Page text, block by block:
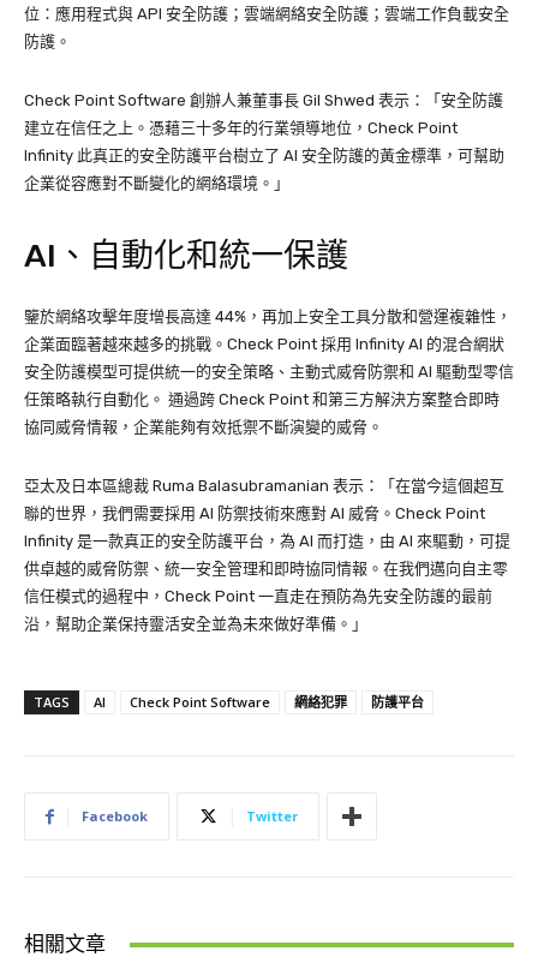
位：應用程式與 API 安全防護；雲端網絡安全防護；雲端工作負載安全
防護。
Check Point Software 創辦人兼董事長 Gil Shwed 表示：「安全防護
建立在信任之上。憑藉三十多年的行業領導地位，Check Point
Infinity 此真正的安全防護平台樹立了 AI 安全防護的黃金標準，可幫助
企業從容應對不斷變化的網絡環境。」
AI、自動化和統一保護
鑒於網絡攻擊年度增長高達 44%，再加上安全工具分散和營運複雜性，
企業面臨著越來越多的挑戰。Check Point 採用 Infinity AI 的混合網狀
安全防護模型可提供統一的安全策略、主動式威脅防禦和 AI 驅動型零信
任策略執行自動化。 通過跨 Check Point 和第三方解決方案整合即時
協同威脅情報，企業能夠有效抵禦不斷演變的威脅。
亞太及日本區總裁 Ruma Balasubramanian 表示：「在當今這個超互
聯的世界，我們需要採用 AI 防禦技術來應對 AI 威脅。Check Point
Infinity 是一款真正的安全防護平台，為 AI 而打造，由 AI 來驅動，可提
供卓越的威脅防禦、統一安全管理和即時協同情報。在我們邁向自主零
信任模式的過程中，Check Point 一直走在預防為先安全防護的最前
沿，幫助企業保持靈活安全並為未來做好準備。」
TAGS AI Check Point Software 網絡犯罪 防護平台
Facebook Twitter
相關文章